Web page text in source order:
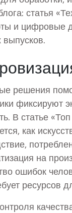
статья
и цифровые
решения
фиксируют
В статье
как
на
ошибок
ресурсов